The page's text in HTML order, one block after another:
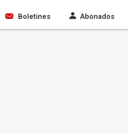
Boletines Abonados